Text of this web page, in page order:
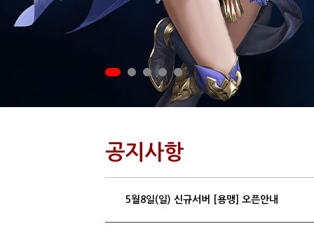
공지사항
5월8일(일) 신규서버 [용맹] 오픈안내